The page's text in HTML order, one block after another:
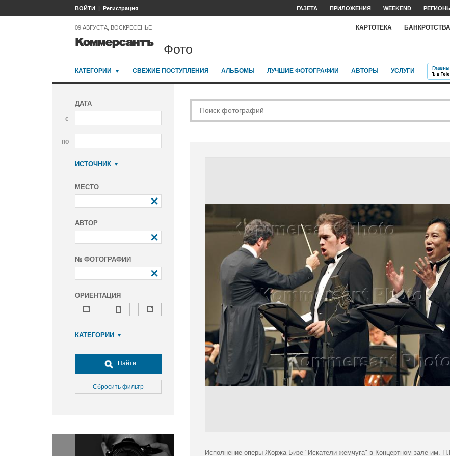
ВОЙТИ Регистрация ГАЗЕТА ПРИЛОЖЕНИЯ WEEKEND
09 АВГУСТА, ВОСКРЕСЕНЬЕ КАРТОТЕКА БАНКРОТСТВА
Фото
КАТЕГОРИИ СВЕЖИЕ ПОСТУПЛЕНИЯ АЛЬБОМЫ ЛУЧШИЕ ФОТОГРАФИИ АВТОРЫ УСЛУГИ
ДАТА
с
по
ИСТОЧНИК
МЕСТО
АВТОР
№ ФОТОГРАФИИ
ОРИЕНТАЦИЯ
КАТЕГОРИИ
Досуг, туризм и отдых
Культура
Медицина
Окружающая среда
Политика
Найти
Сбросить фильтр
Исполнение оперы Жоржа Бизе "Искатели жемчуга" в Концертном зале им.